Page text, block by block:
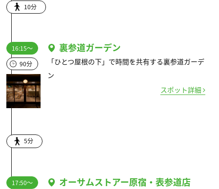
10分
16:15～
90分
裏参道ガーデン
「ひとつ屋根の下」で時間を共有する裏参道ガーデ
ン
スポット詳細
5分
17:50～
オーサムストアー原宿・表参道店